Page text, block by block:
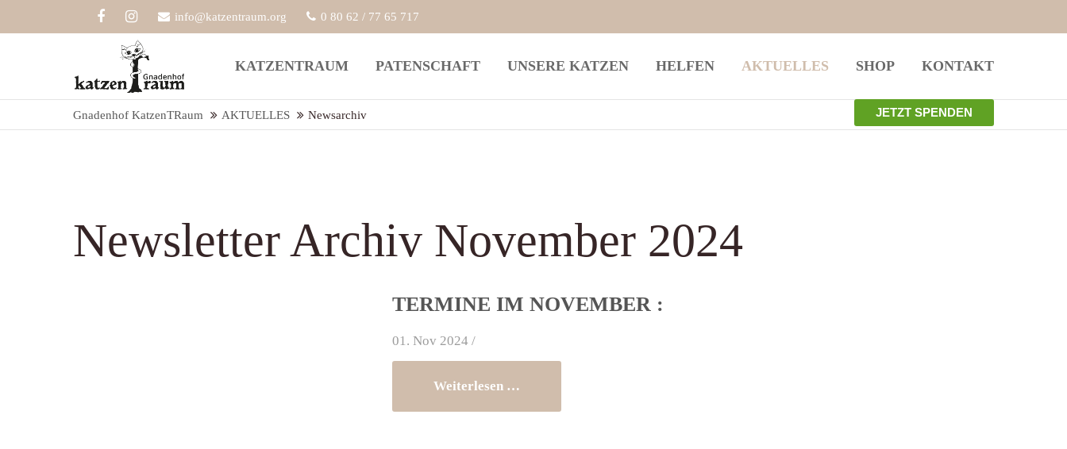
Der Eintrag "offcanvas-col1" existiert
leider nicht.
leider nicht.
leider nicht.
leider nicht.
info@katzentraum.org 0 80 62 / 77 65 717
KATZENTRAUM PATENSCHAFT UNSERE KATZEN HELFEN AKTUELLES SHOP KONTAKT
JETZT SPENDEN
Gnadenhof KatzenTRaum AKTUELLES Newsarchiv
Newsletter Archiv November 2024
TERMINE IM NOVEMBER :
01. Nov 2024 /
Weiterlesen …